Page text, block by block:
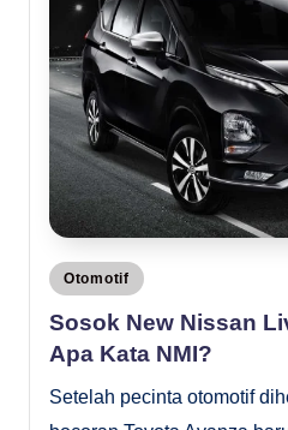
Posted
Otomotif
Sosok New Nissan
Apa Kata NMI?
Setelah pecinta otomotif